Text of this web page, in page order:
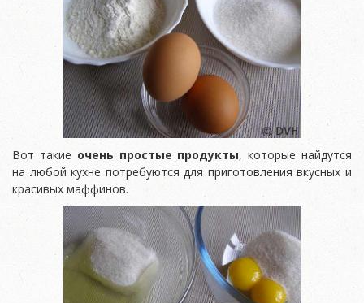
Вот такие очень простые продукты, которые найдутся
на любой кухне потребуются для приготовления вкусных и
красивых маффинов.